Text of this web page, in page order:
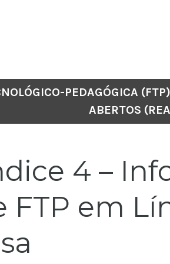
PEDAGÓGICA
ABERTOS
4 –
FTP em